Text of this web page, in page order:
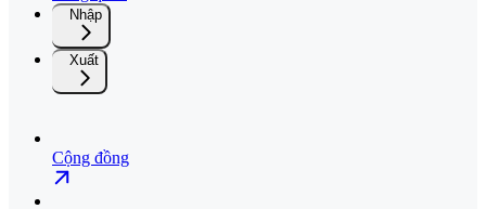
Nhập
Xuất
Cộng đồng